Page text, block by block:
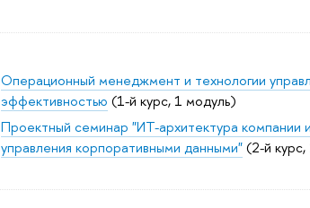
Операционный менеджмент и технологии
эффективностью (1-й курс, 1 модуль)
Проектный семинар "ИТ-архитектура компании
управления корпоративными данными"(2-й курс,